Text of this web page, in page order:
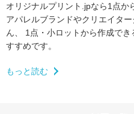
オリジナルプリント.jpなら1点か
アパレルブランドやクリエイタ
ん、
1点・小ロットから作成で
すすめです。
もっと読む